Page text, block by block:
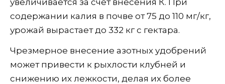
содержании калия в почве от 75 до 110 мг/кг,
урожай вырастает до 332 кг с гектара.
Чрезмерное внесение азотных удобрений
может привести к рыхлости клубней и
снижению их лежкости, делая их более